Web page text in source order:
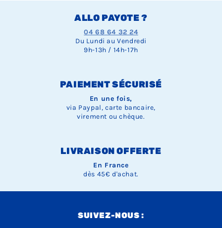
ALLO PAYOTE ?
04 68 64 32 24
Du Lundi au Vendredi
9h-13h / 14h-17h
PAIEMENT SÉCURISÉ
En une fois,
via Paypal, carte bancaire,
virement ou chèque.
LIVRAISON OFFERTE
En France
dès 45€ d'achat.
SUIVEZ-NOUS :